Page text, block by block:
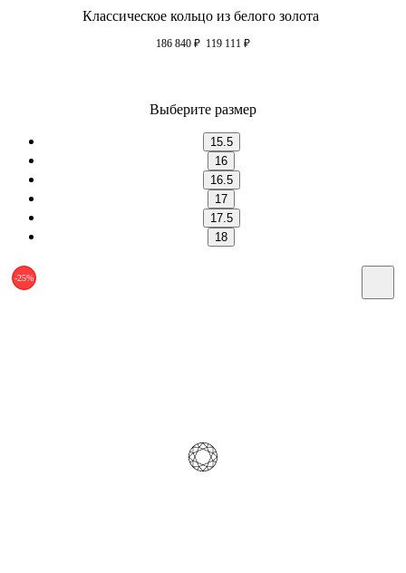
Классическое кольцо из белого золота
186 840 ₽ 119 111 ₽
Выберите размер
15.5
16
16.5
17
17.5
18
-25%